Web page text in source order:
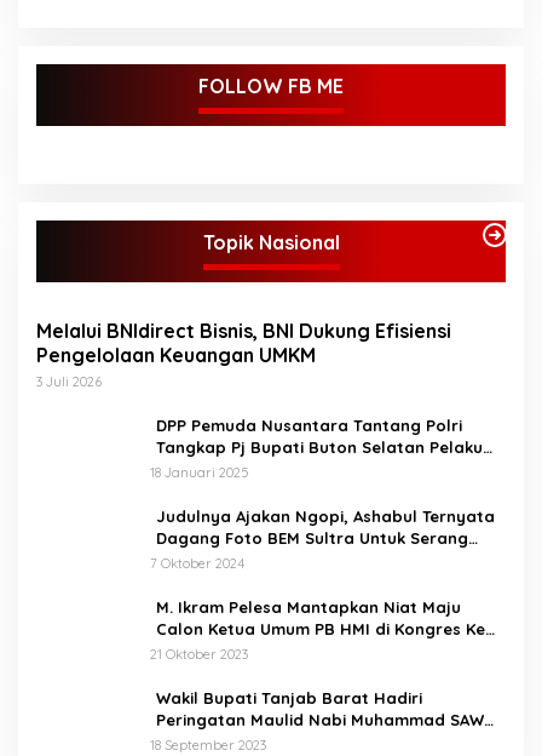
FOLLOW FB ME
Topik Nasional
Melalui BNIdirect Bisnis, BNI Dukung Efisiensi
Pengelolaan Keuangan UMKM
3 Juli 2026
DPP Pemuda Nusantara Tantang Polri
Tangkap Pj Bupati Buton Selatan Pelaku
Penganiaya Aktvis HMI
18 Januari 2025
Judulnya Ajakan Ngopi, Ashabul Ternyata
Dagang Foto BEM Sultra Untuk Serang
Paslon
7 Oktober 2024
M. Ikram Pelesa Mantapkan Niat Maju
Calon Ketua Umum PB HMI di Kongres Ke
XXXII Pontianak
21 Oktober 2023
Wakil Bupati Tanjab Barat Hadiri
Peringatan Maulid Nabi Muhammad SAW
1445 H di Masjid Darul Falah Senyerang
18 September 2023